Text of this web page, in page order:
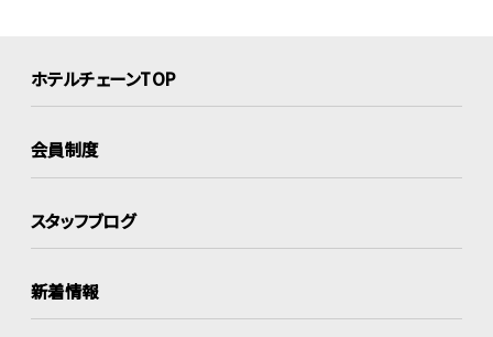
ホテルチェーンTOP
会員制度
スタッフブログ
新着情報